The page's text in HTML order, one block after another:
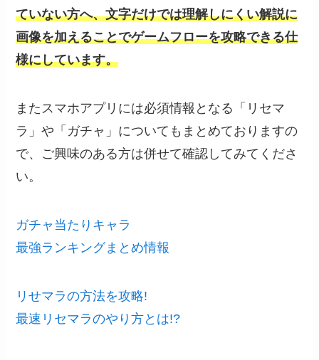
ていない方へ、文字だけでは理解しにくい解説に
画像を加えることでゲームフローを攻略できる仕
様にしています。
またスマホアプリには必須情報となる「リセマ
ラ」や「ガチャ」についてもまとめておりますの
で、ご興味のある方は併せて確認してみてくださ
い。
ガチャ当たりキャラ
最強ランキングまとめ情報
リせマラの方法を攻略!
最速リセマラのやり方とは!?